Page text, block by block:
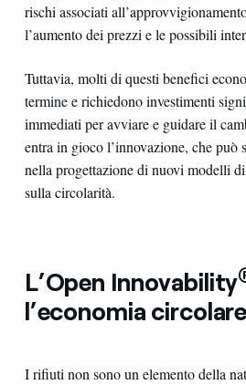
rischi associati
l’aumento dei prezzi e le possibili
Tuttavia, molti di questi benefici
termine e richiedono investimenti
immediati per avviare e guidare il
entra in gioco l’innovazione, che può
nella progettazione di nuovi modelli
sulla circolarità.
L’Open Innovability
l’economia circolare
I rifiuti non sono un elemento della